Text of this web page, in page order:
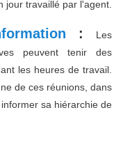
jour travaillé par l'agent.
:
Les
peuvent tenir des
les heures de travail.
de ces réunions, dans
sa hiérarchie de